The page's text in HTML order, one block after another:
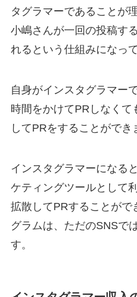
タグラマーであることが
小嶋さんが一回の投稿す
れるという仕組みになっ
自身がインスタグラマー
時間をかけてPRしなく
してPRをすることができ
インスタグラマーになる
ケティングツールとして
拡散してPRすることがで
グラムは、ただのSNSで
す。